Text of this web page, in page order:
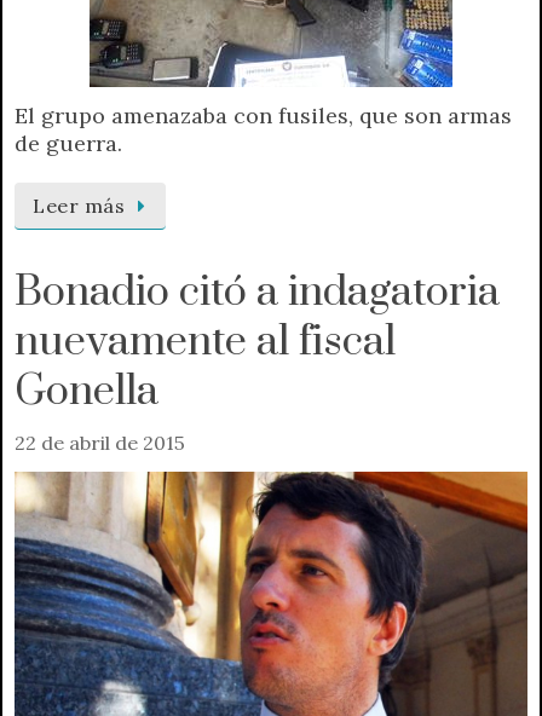
El grupo amenazaba con fusiles, que son armas
de guerra.
Leer más
Bonadio citó a indagatoria
nuevamente al fiscal
Gonella
22 de abril de 2015